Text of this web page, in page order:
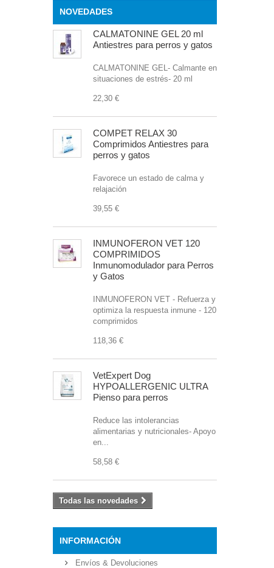
NOVEDADES
CALMATONINE GEL 20 ml
Antiestres para perros y gatos
CALMATONINE GEL- Calmante en
situaciones de estrés- 20 ml
22,30 €
COMPET RELAX 30
Comprimidos Antiestres para
perros y gatos
Favorece un estado de calma y
relajación
39,55 €
INMUNOFERON VET 120
COMPRIMIDOS
Inmunomodulador para Perros
y Gatos
INMUNOFERON VET - Refuerza y
optimiza la respuesta inmune - 120
comprimidos
118,36 €
VetExpert Dog
HYPOALLERGENIC ULTRA
Pienso para perros
Reduce las intolerancias
alimentarias y nutricionales- Apoyo
en...
58,58 €
Todas las novedades
INFORMACIÓN
Envíos & Devoluciones